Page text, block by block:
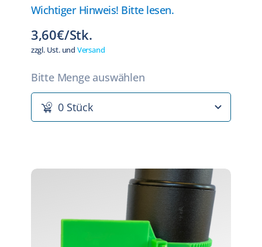
Wichtiger Hinweis! Bitte lesen.
3,60€/Stk.
zzgl. Ust. und Versand
Bitte Menge auswählen